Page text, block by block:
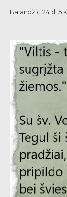
Balandžio 24 d. 5